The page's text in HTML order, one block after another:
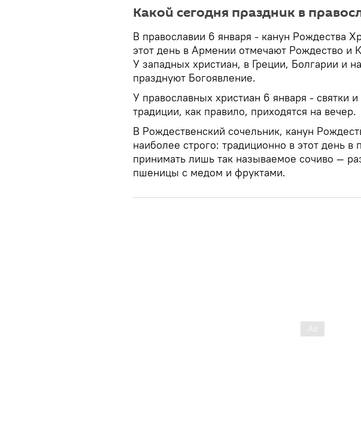
Какой сегодня праздник в
В православии 6 января - канун Рождества
этот день в Армении отмечают Рождество и
У западных христиан, в Греции, Болгарии и
празднуют Богоявление.
У православных христиан 6 января - святки
традиции, как правило, приходятся на вечер.
В Рождественский сочельник, канун
наиболее строго: традиционно в этот день
принимать лишь так называемое сочиво —
пшеницы с медом и фруктами.